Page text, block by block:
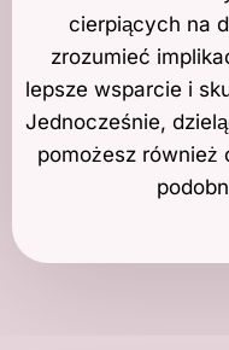
cierpiących na
zrozumieć
lepsze wsparcie i
Jednocześnie,
pomożesz również